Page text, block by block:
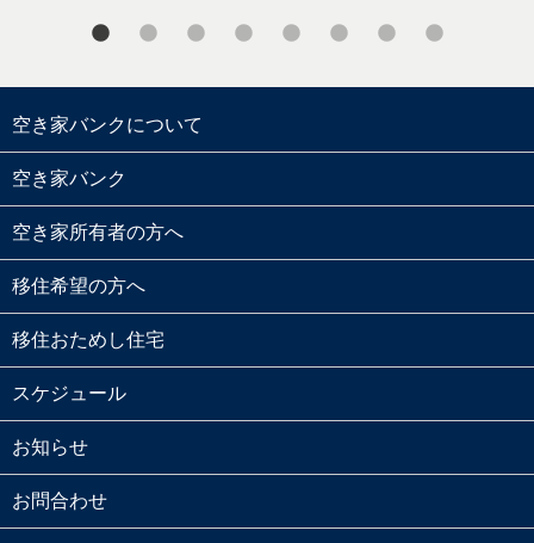
空き家バンクについて
空き家バンク
空き家所有者の方へ
移住希望の方へ
移住おためし住宅
スケジュール
お知らせ
お問合わせ